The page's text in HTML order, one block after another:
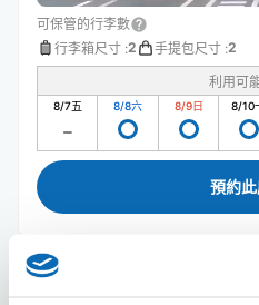
可保管的行李數
行李箱尺寸 :2 手提包尺寸 :2
利用可
8/7五 8/8六 8/9日 8/10
預約